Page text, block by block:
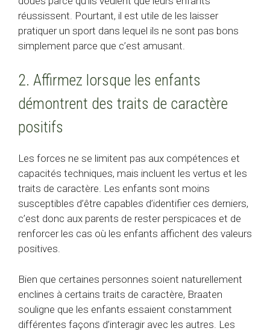
réussissent. Pourtant, il est utile de les laisser
pratiquer un sport dans lequel ils ne sont pas bons
simplement parce que c’est amusant.
2. Affirmez lorsque les enfants
démontrent des traits de caractère
positifs
Les forces ne se limitent pas aux compétences et
capacités techniques, mais incluent les vertus et les
traits de caractère. Les enfants sont moins
susceptibles d’être capables d’identifier ces derniers,
c’est donc aux parents de rester perspicaces et de
renforcer les cas où les enfants affichent des valeurs
positives.
Bien que certaines personnes soient naturellement
enclines à certains traits de caractère, Braaten
souligne que les enfants essaient constamment
différentes façons d’interagir avec les autres. Les